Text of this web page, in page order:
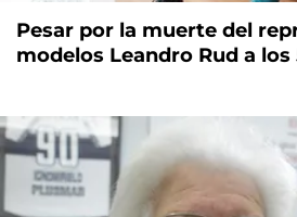
Pesar por la muerte del
modelos Leandro Rud a los